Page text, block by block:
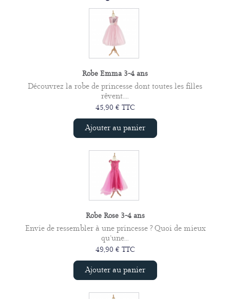
Robe Emma 3-4 ans
Découvrez la robe de princesse dont toutes les filles
rêvent....
45,90 € TTC
Ajouter au panier
Robe Rose 3-4 ans
Envie de ressembler à une princesse ? Quoi de mieux
qu’une...
49,90 € TTC
Ajouter au panier